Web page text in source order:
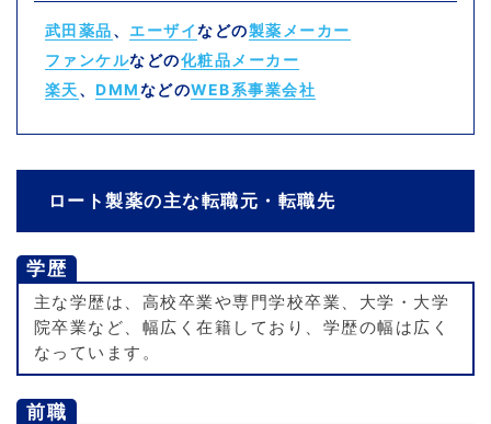
武田薬品、 エーザイなどの製薬メーカー
ファンケルなどの化粧品メーカー
楽天、DMMなどのWEB系事業会社
ロート製薬の主な転職元・転職先
学歴
主な学歴は、高校卒業や専門学校卒業、大学・大学
院卒業など、幅広く在籍しており、学歴の幅は広く
なっています。
前職